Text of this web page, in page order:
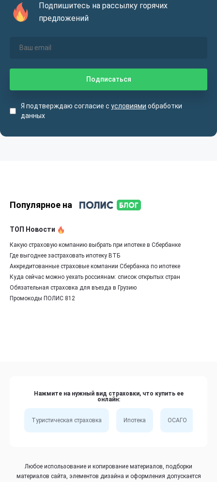
Подпишитесь на рассылку горячих
предложений
Я подтверждаю согласие с условиями обработки
данных
Популярное на
ТОП Новости
Какую страховую компанию выбрать при ипотеке в Сбербанке
Где выгоднее застраховать ипотеку ВТБ
Аккредитованные страховые компании Сбербанка по ипотеке
Куда сейчас можно уехать россиянам: список открытых стран
Обязательная страховка для въезда в Грузию
Промокоды ПОЛИС 812
Нажмите на нужный вид страховки, что купить ее
онлайн:
Туристическая страховка Ипотека ОСАГО
Любое использование и копирование материалов, подборки
материалов сайта, элементов дизайна и оформления допускается